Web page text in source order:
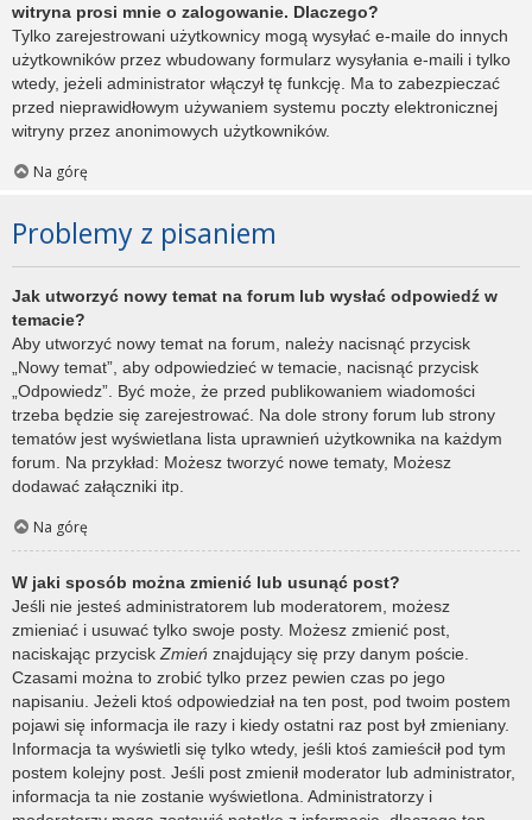
witryna prosi mnie o zalogowanie. Dlaczego?
Tylko zarejestrowani użytkownicy mogą wysyłać e-maile do innych
użytkowników przez wbudowany formularz wysyłania e-maili i tylko
wtedy, jeżeli administrator włączył tę funkcję. Ma to zabezpieczać
przed nieprawidłowym używaniem systemu poczty elektronicznej
witryny przez anonimowych użytkowników.
Na górę
Problemy z pisaniem
Jak utworzyć nowy temat na forum lub wysłać odpowiedź w
temacie?
Aby utworzyć nowy temat na forum, należy nacisnąć przycisk
„Nowy temat”, aby odpowiedzieć w temacie, nacisnąć przycisk
„Odpowiedz”. Być może, że przed publikowaniem wiadomości
trzeba będzie się zarejestrować. Na dole strony forum lub strony
tematów jest wyświetlana lista uprawnień użytkownika na każdym
forum. Na przykład: Możesz tworzyć nowe tematy, Możesz
dodawać załączniki itp.
Na górę
W jaki sposób można zmienić lub usunąć post?
Jeśli nie jesteś administratorem lub moderatorem, możesz
zmieniać i usuwać tylko swoje posty. Możesz zmienić post,
naciskając przycisk Zmień znajdujący się przy danym poście.
Czasami można to zrobić tylko przez pewien czas po jego
napisaniu. Jeżeli ktoś odpowiedział na ten post, pod twoim postem
pojawi się informacja ile razy i kiedy ostatni raz post był zmieniany.
Informacja ta wyświetli się tylko wtedy, jeśli ktoś zamieścił pod tym
postem kolejny post. Jeśli post zmienił moderator lub administrator,
informacja ta nie zostanie wyświetlona. Administratorzy i